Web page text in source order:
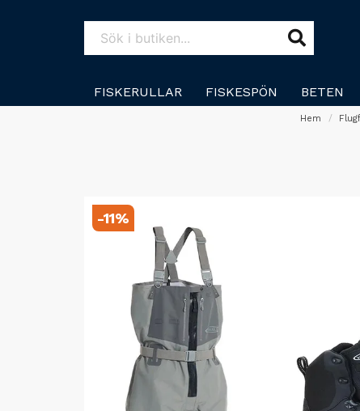
FISKERULLAR FISKESPÖN BETEN
Hem
-11%